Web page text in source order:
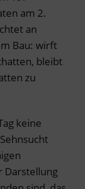
am 2.
an
Bau: wirft
bleibt
zu
keine
Darstellung